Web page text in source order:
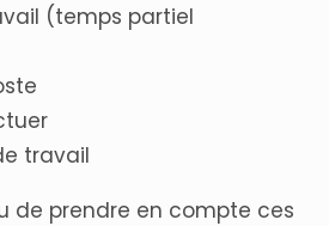
(temps partiel
travail
de prendre en compte ces